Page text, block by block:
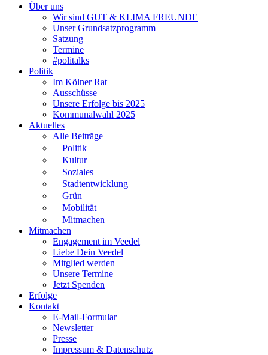
Über uns
Wir sind GUT & KLIMA FREUNDE
Unser Grundsatzprogramm
Satzung
Termine
#politalks
Politik
Im Kölner Rat
Ausschüsse
Unsere Erfolge bis 2025
Kommunalwahl 2025
Aktuelles
Alle Beiträge
Politik
Kultur
Soziales
Stadtentwicklung
Grün
Mobilität
Mitmachen
Mitmachen
Engagement im Veedel
Liebe Dein Veedel
Mitglied werden
Unsere Termine
Jetzt Spenden
Erfolge
Kontakt
E-Mail-Formular
Newsletter
Presse
Impressum & Datenschutz